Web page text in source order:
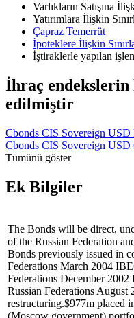
Varlıkların Satışına
Yatırımlara İlişkin
Çapraz Temerrüt
İpoteklere İlişkin
İştiraklerle yapılan
İhraç endekslerin
edilmiştir
Cbonds CIS Sovereign
Cbonds CIS Sovereign USD
Tümünü göster
Ek Bilgiler
The Bonds will be direct,
of the Russian Federation
Bonds previously issued in
Federations March 2004
Federations December
Russian Federations
restructuring.$977m placed
(Moscow government)